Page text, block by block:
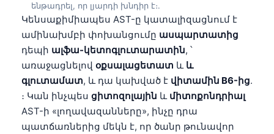
ենթադրել, որ լյարդի խնդիր է։.
Կենսաքիմիապես AST-ը կատալիզացնում է
ամինախմբի փոխանցումը ասպարտատից
դեպի ալֆա-կետոգլուտարատին, ՝
առաջացնելով օքսալացետատ և և
գլուտամատ, և դա կախված է վիտամին B6-ից.
։ Կան ինչպես ցիտոզոլային և միտոքոնդրիալ
AST-ի «լողավազանները», ինչը դրա
պատճառներից մեկն է, որ ծանր թունավոր